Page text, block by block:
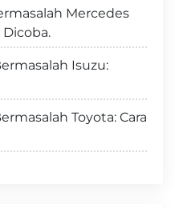
Mercedes
Dicoba.
Isuzu:
Toyota: Cara